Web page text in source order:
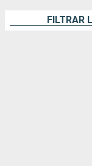
FILTRAR